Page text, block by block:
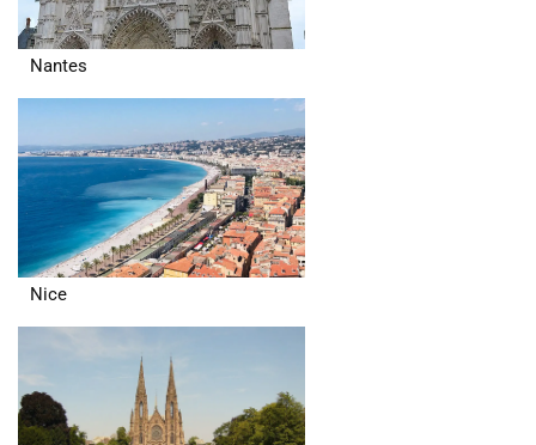
Nantes
Nice